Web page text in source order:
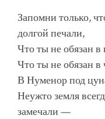
Запомни только,
долгой печали,
Что ты не обязан в
Что ты не обязан в
В Нуменор под
Неужто земля
замечали —